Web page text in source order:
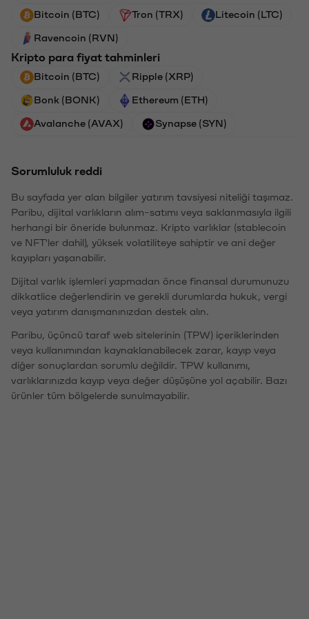
Bitcoin (BTC) Tron (TRX) Litecoin (LTC)
Ravencoin (RVN)
Kripto para fiyat tahminleri
Bitcoin (BTC) Ripple (XRP)
Bonk (BONK) Ethereum (ETH)
Avalanche (AVAX) Synapse (SYN)
Sorumluluk reddi
Bu sayfada yer alan bilgiler yatırım tavsiyesi niteliği taşımaz.
Paribu, dijital varlıkların alım-satımı veya saklanmasıyla ilgili
herhangi bir öneride bulunmaz. Kripto varlıklar (stablecoin
ve NFT'ler dahil), yüksek volatiliteye sahiptir ve ani değer
kayıpları yaşanabilir.
Dijital varlık işlemleri yapmadan önce finansal durumunuzu
dikkatlice değerlendirin ve gerekli durumlarda hukuk, vergi
veya yatırım danışmanınızdan destek alın.
Paribu, üçüncü taraf web sitelerinin (TPW) içeriklerinden
veya kullanımından kaynaklanabilecek zarar, kayıp veya
diğer sonuçlardan sorumlu değildir. TPW kullanımı,
varlıklarınızda kayıp veya değer düşüşüne yol açabilir. Bazı
ürünler tüm bölgelerde sunulmayabilir.